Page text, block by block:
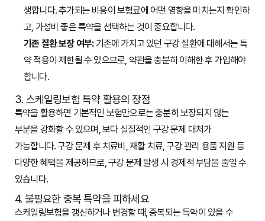
생합니다. 추가되는 비용이 보험료에 어떤 영향을 미치는지 확인하
고, 가성비 좋은 특약을 선택하는 것이 중요합니다.
기존 질환 보장 여부:기존에 가지고 있던 구강 질환에 대해서는 특
약 적용이 제한될 수 있으므로, 약관을 충분히 이해한 후 가입해야
합니다.
3. 스케일링보험 특약 활용의 장점
특약을 활용하면 기본적인 보험만으로는 충분히 보장되지 않는
부분을 강화할 수 있으며, 보다 실질적인 구강 문제 대처가
가능합니다. 구강 문제 후 치료비, 재활 치료, 구강 관리 용품 지원 등
다양한 혜택을 제공하므로, 구강 문제 발생 시 경제적 부담을 줄일 수
있습니다.
4. 불필요한 중복 특약을 피하세요
스케일링보험을 갱신하거나 변경할 때, 중복되는 특약이 있을 수